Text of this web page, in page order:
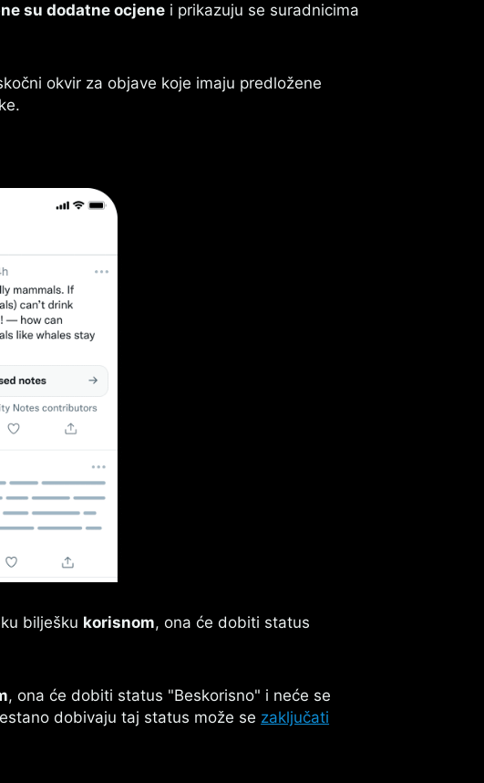
su dodatne ocjene i prikazuju se suradnicima
okvir za objave koje imaju predložene
bilješku korisnom, ona će dobiti status
, ona će dobiti status "Beskorisno" i neće se
dobivaju taj status može se zaključati